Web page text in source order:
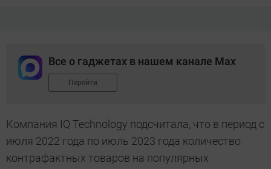
Все о гаджетах в нашем канале Max
Перейти
Компания IQ Technology подсчитала, что в период с
июля 2022 года по июль 2023 года количество
контрафактных товаров на популярных